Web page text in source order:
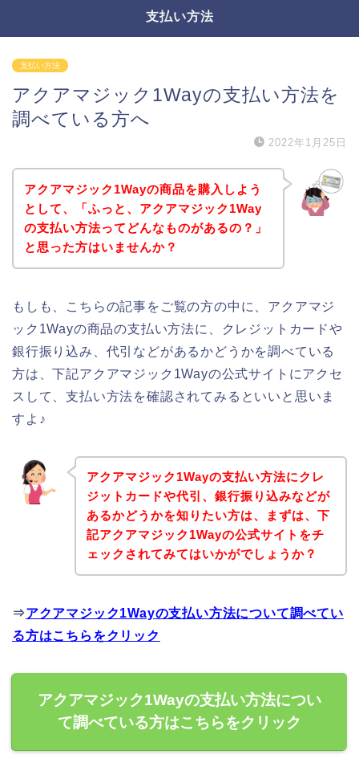
支払い方法
支払い方法
アクアマジック1Wayの支払い方法を
調べている方へ
2022年1月25日
アクアマジック1Wayの商品を購入しよう
として、「ふっと、アクアマジック1Way
の支払い方法ってどんなものがあるの？」
と思った方はいませんか？
もしも、こちらの記事をご覧の方の中に、アクアマジ
ック1Wayの商品の支払い方法に、クレジットカードや
銀行振り込み、代引などがあるかどうかを調べている
方は、下記アクアマジック1Wayの公式サイトにアクセ
スして、支払い方法を確認されてみるといいと思いま
すよ♪
アクアマジック1Wayの支払い方法にクレ
ジットカードや代引、銀行振り込みなどが
あるかどうかを知りたい方は、まずは、下
記アクアマジック1Wayの公式サイトをチ
ェックされてみてはいかがでしょうか？
⇒アクアマジック1Wayの支払い方法について調べてい
る方はこちらをクリック
アクアマジック1Wayの支払い方法につい
て調べている方はこちらをクリック